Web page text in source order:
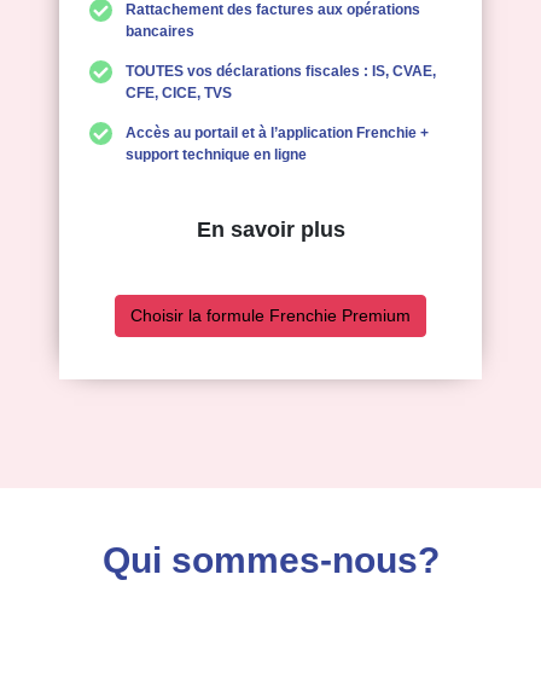
Rattachement des factures aux opérations
bancaires
TOUTES vos déclarations fiscales : IS, CVAE,
CFE, CICE, TVS
Accès au portail et à l’application Frenchie +
support technique en ligne
En savoir plus
Choisir la formule Frenchie Premium
Qui sommes-nous?